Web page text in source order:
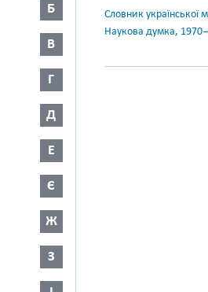
Б
В
Г
Д
Е
Є
Ж
З
Словник української
Наукова думка,